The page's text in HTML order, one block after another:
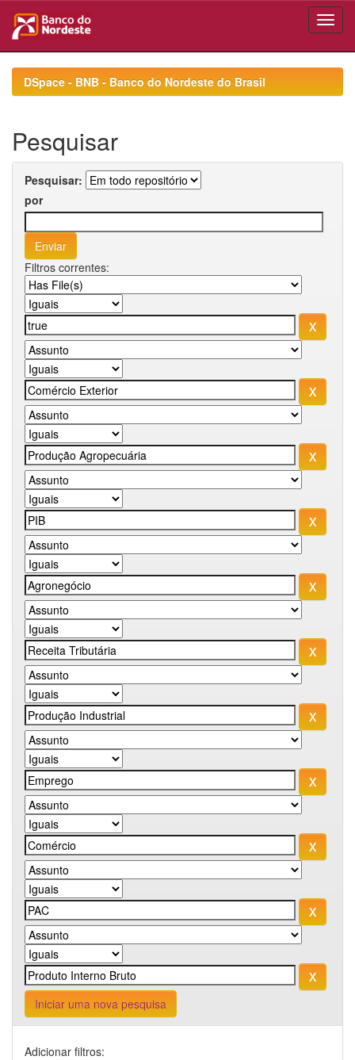
navigationDSpace - BNB - Banco do Nordeste do Brasil
Pesquisar
Pesquisar:
por
Filtros correntes:
Iniciar uma nova pesquisa
Adicionar filtros: